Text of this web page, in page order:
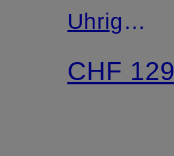
DYLAN
Uhrig ×
NEO
NOIR
CHF